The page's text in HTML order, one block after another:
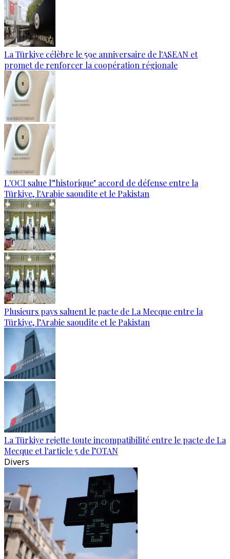
La Türkiye célèbre le 59e anniversaire de l'ASEAN et
promet de renforcer la coopération régionale
L'OCI salue l'"historique" accord de défense entre la
Türkiye, l'Arabie saoudite et le Pakistan
Plusieurs pays saluent le pacte de La Mecque entre la
Türkiye, l’Arabie saoudite et le Pakistan
La Türkiye rejette toute incompatibilité entre le pacte de La
Mecque et l'article 5 de l’OTAN
Divers